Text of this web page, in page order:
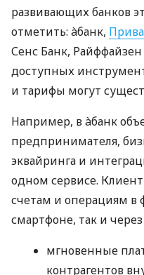
развивающих банков
отметить: àбанк,
Сенс Банк,
доступных
и тарифы могут
Например, в àбанк
предпринимателя,
эквайринга и
одном сервисе.
счетам и операциям в
смартфоне, так и
мгновенные
контрагентов